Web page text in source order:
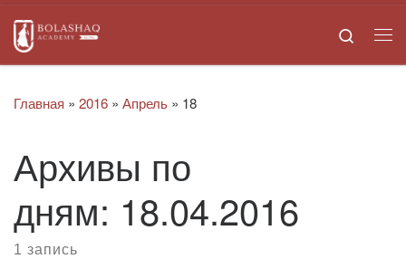
Skip to content Search
Главная » 2016 » Апрель » 18
Архивы по
дням: 18.04.2016
1 запись